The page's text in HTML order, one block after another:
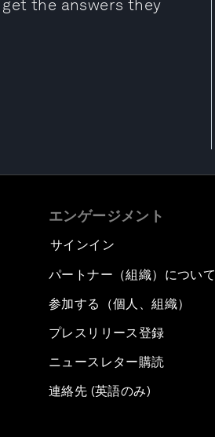
the answers they
エンゲージメント
サインイン
パートナー（組織）について
参加する（個人、組織）
プレスリリース登録
ニュースレター購読
連絡先 (英語のみ)